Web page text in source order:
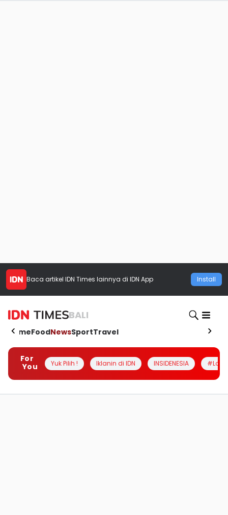
Baca artikel IDN Times lainnya di IDN App Install
BALI
HomeFoodNewsSportTravel
For
You
Yuk Pilih ! Iklanin di IDN INSIDENESIA